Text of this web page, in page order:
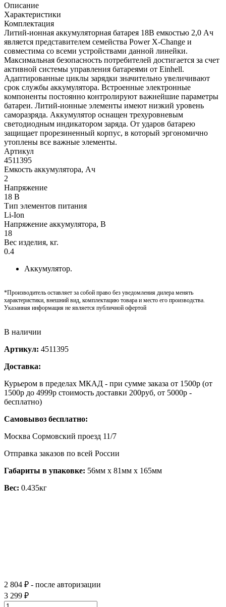
Описание
Характеристики
Комплектация
Литий-ионная аккумуляторная батарея 18В емкостью 2,0 Ач
является представителем семейства Power X-Change и
совместима со всеми устройствами данной линейки.
Максимальная безопасность потребителей достигается за счет
активной системы управления батареями от Einhell.
Адаптированные циклы зарядки значительно увеличивают
срок службы аккумулятора. Встроенные электронные
компоненты постоянно контролируют важнейшие параметры
батареи. Литий-ионные элементы имеют низкий уровень
саморазряда. Аккумулятор оснащен трехуровневым
светодиодным индикатором заряда. От ударов батарею
защищает прорезиненный корпус, в который эргономично
утоплены все важные элементы.
Артикул
4511395
Емкость аккумулятора, Ач
2
Напряжение
18 В
Тип элементов питания
Li-Ion
Напряжение аккумулятора, В
18
Вес изделия, кг.
0.4
Аккумулятор.
*Производитель оставляет за собой право без уведомления дилера менять
характеристики, внешний вид, комплектацию товара и место его производства.
Указанная информация не является публичной офертой
В наличии
Артикул: 4511395
Доставка:
Курьером в пределах МКАД - при сумме заказа от 1500р (от
1500р до 4999р стоимость доставки 200руб, от 5000р -
бесплатно)
Самовывоз бесплатно:
Москва Сормовский проезд 11/7
Отправка заказов по всей России
Габариты в упаковке: 56мм x 81мм x 165мм
Вес: 0.435кг
2 804 ₽ - после авторизации
3 299 ₽